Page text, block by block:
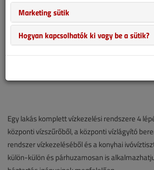
Egy lakás komplett vízkezelési rendszere 4
központi vízszűrőből, a központi vízlágyító
rendszer vízkezeléséből és a konyhai
külön-külön és párhuzamosan is
Marketing sütik
Hogyan kapcsolhatók ki vagy be a sütik?